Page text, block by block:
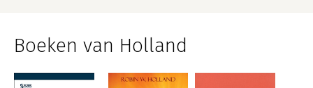
Boeken van Holland